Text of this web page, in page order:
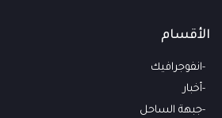
الأقسام
انفوجرافيك
أخبار
جبهة الساحل